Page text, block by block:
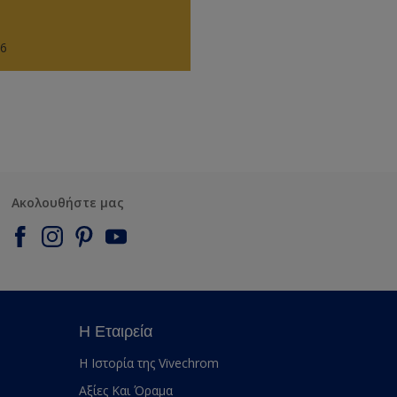
Ακολουθήστε μας
Η Εταιρεία
Η Ιστορία της Vivechrom
Αξίες Και Όραμα